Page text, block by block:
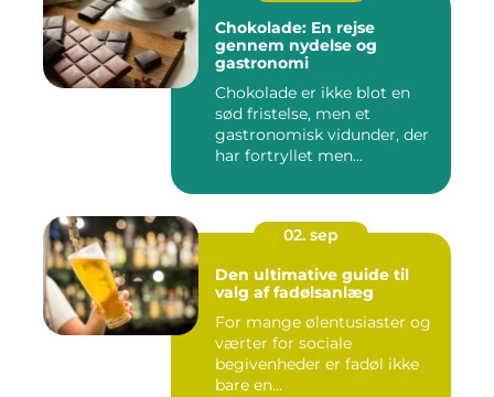
Chokolade: En rejse
gennem nydelse og
gastronomi
Chokolade er ikke blot en
sød fristelse, men et
gastronomisk vidunder, der
har fortryllet men...
02. sep
Den ultimative guide til
valg af fadølsanlæg
For mange ølentusiaster og
værter for sociale
begivenheder er fadøl ikke
bare en...